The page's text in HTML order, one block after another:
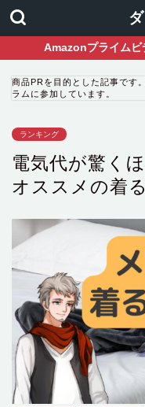
Amazonプライムビ
商品PRを目的とした記事です
ラムに参加しています。
ランキング
電気代が驚く
オススメの着